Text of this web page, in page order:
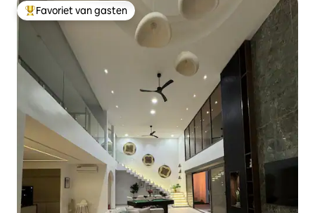
Topfavoriet van gasten
Favoriet van gasten